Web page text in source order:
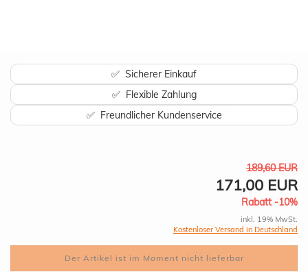
✅ Sicherer Einkauf
✅ Flexible Zahlung
✅ Freundlicher Kundenservice
189,60 EUR
171,00 EUR
Rabatt -10%
inkl. 19% MwSt.
Kostenloser Versand in Deutschland